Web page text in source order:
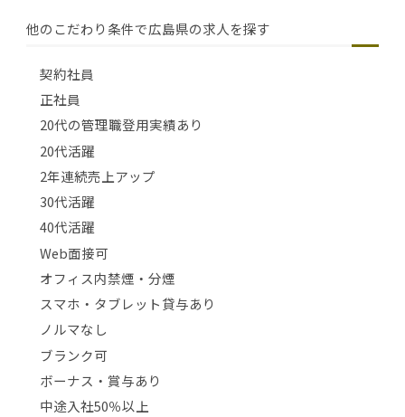
他のこだわり条件で広島県の求人を探す
契約社員
正社員
20代の管理職登用実績あり
20代活躍
2年連続売上アップ
30代活躍
40代活躍
Web面接可
オフィス内禁煙・分煙
スマホ・タブレット貸与あり
ノルマなし
ブランク可
ボーナス・賞与あり
中途入社50％以上